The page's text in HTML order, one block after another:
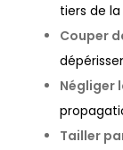
tiers de
Couper
Négliger
Tailler